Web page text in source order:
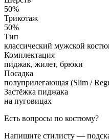
50%
Трикотаж
50%
Тип
классический мужской
Комплектация
пиджак, жилет, брюки
Посадка
полуприлегающая (Slim /
Застёжка пиджака
на пуговицах
Есть вопросы по костюму?
Напишите стилисту —